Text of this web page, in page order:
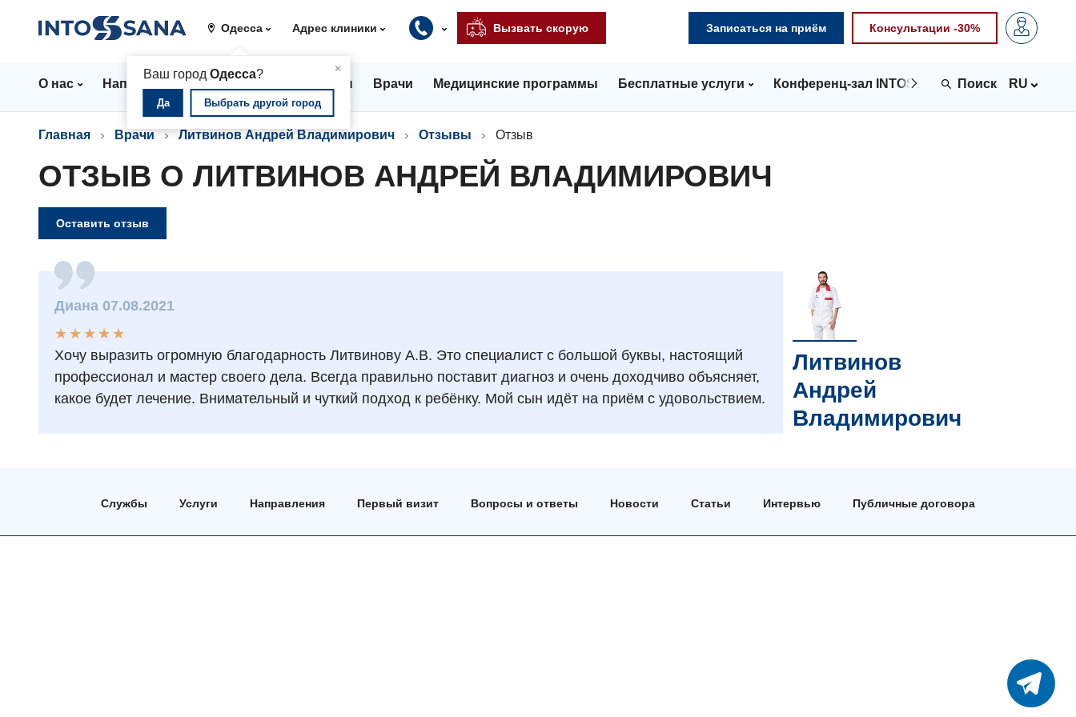
Одесса
×
Ваш город Одесса?
Да Выбрать другой город
Адрес клиники Вызвать скорую Записаться на приём Консультации -30%
О нас Направления Стационар Цены Врачи Медицинские программы Бесплатные услуги Конференц-зал INTOSPACE Контакты
RU
Главная Врачи Литвинов Андрей Владимирович Отзывы Отзыв
ОТЗЫВ О ЛИТВИНОВ АНДРЕЙ ВЛАДИМИРОВИЧ
Оставить отзыв
Диана 07.08.2021
★
★
★
★
★
★ ★ ★ ★ ★
Хочу выразить огромную благодарность Литвинову А.В. Это специалист с большой буквы, настоящий
профессионал и мастер своего дела. Всегда правильно поставит диагноз и очень доходчиво объясняет,
какое будет лечение. Внимательный и чуткий подход к ребёнку. Мой сын идёт на приём с удовольствием.
Литвинов
Андрей
Владимирович
Службы Услуги Направления Первый визит Вопросы и ответы Новости Статьи Интервью Публичные договора